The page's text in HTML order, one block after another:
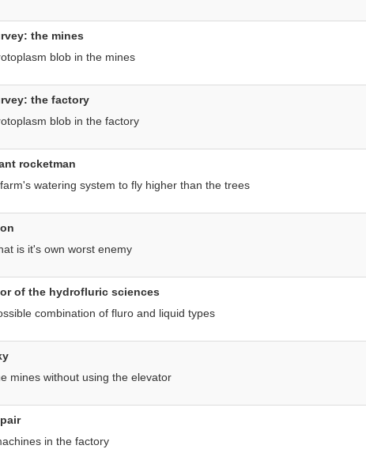
the mines
blob in the mines
the factory
blob in the factory
rocketman
watering system to fly higher than the trees
is it's own worst enemy
of the hydrofluric sciences
combination of fluro and liquid types
mines without using the elevator
in the factory